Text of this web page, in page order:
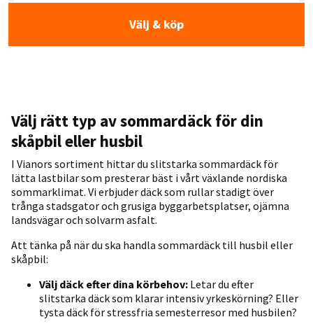
Välj & köp
Välj rätt typ av sommardäck för din
skåpbil eller husbil
I Vianors sortiment hittar du slitstarka sommardäck för
lätta lastbilar som presterar bäst i vårt växlande nordiska
sommarklimat. Vi erbjuder däck som rullar stadigt över
trånga stadsgator och grusiga byggarbetsplatser, ojämna
landsvägar och solvarm asfalt.
Att tänka på när du ska handla sommardäck till husbil eller
skåpbil:
Välj däck efter dina körbehov: Letar du efter
slitstarka däck som klarar intensiv yrkeskörning? Eller
tysta däck för stressfria semesterresor med husbilen?